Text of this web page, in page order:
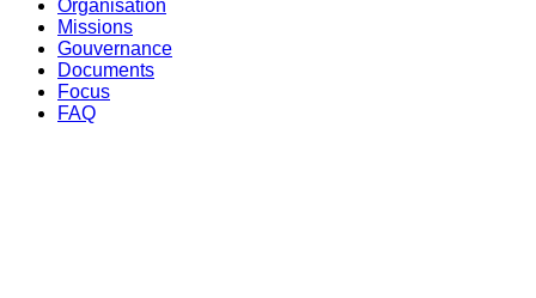
Organisation
Missions
Gouvernance
Documents
Focus
FAQ